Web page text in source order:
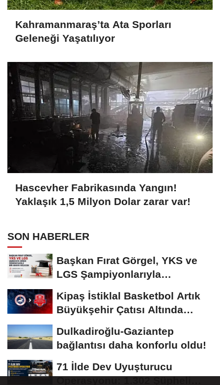
Kahramanmaraş’ta Ata Sporları
Geleneği Yaşatılıyor
Hascevher Fabrikasında Yangın!
Yaklaşık 1,5 Milyon Dolar zarar var!
SON HABERLER
Başkan Fırat Görgel, YKS ve
LGS Şampiyonlarıyla
Buluşacak
Kipaş İstiklal Basketbol Artık
Büyükşehir Çatısı Altında
Dulkadiroğlu-Gaziantep
bağlantısı daha konforlu oldu!
71 İlde Dev Uyuşturucu